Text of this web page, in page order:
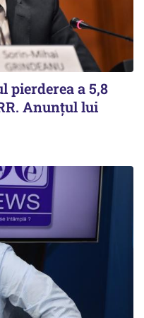
pierderea a 5,8
Anunțul lui